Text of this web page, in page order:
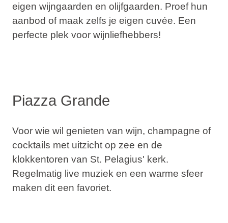
eigen wijngaarden en olijfgaarden. Proef hun
aanbod of maak zelfs je eigen cuvée. Een
perfecte plek voor wijnliefhebbers!
Piazza Grande
Voor wie wil genieten van wijn, champagne of
cocktails met uitzicht op zee en de
klokkentoren van St. Pelagius' kerk.
Regelmatig live muziek en een warme sfeer
maken dit een favoriet.